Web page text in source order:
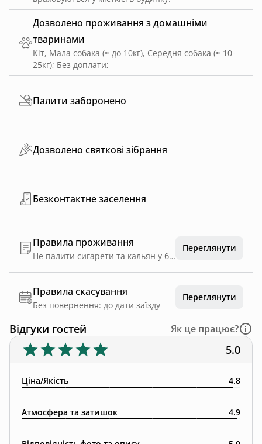
Дозволено проживання з домашніми
тваринами
Кіт, Мала собака (≈ до 10кг), Середня собака (≈ 10-
25кг); Без доплати;
Палити заборонено
Дозволено святкові зібрання
Безконтактне заселення
Правила проживання
Не палити сигарети та кальян у будинку та на терасі. Проживання із тваринами до 5 кг Тиха година з 22.00
Переглянути
Правила скасування
Без повернення: до дати заїзду
Переглянути
Відгуки гостей Як це працює?
5.0
Ціна/Якість 4.8
Атмосфера та затишок 4.9